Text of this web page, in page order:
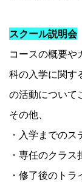
スクール説明会
コースの概要や
科の入学に関す
の活動について
その他、
・入学までの
・専任のクラ
・修了後のトラ